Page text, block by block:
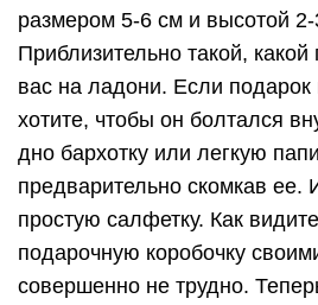
размером 5-6 см и высотой
Приблизительно такой,
вас на ладони. Если
хотите, чтобы он болтался
дно бархотку или легкую
предварительно скомкав ее.
простую салфетку. Как
подарочную коробочку
совершенно не трудно.